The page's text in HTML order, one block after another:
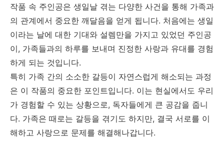
작품 속 주인공은 생일날 겪는 다양한 사건을 통해 가족과
의 관계에서 중요한 깨달음을 얻게 됩니다. 처음에는 생일
이라는 날에 대한 기대와 설렘만을 가지고 있었던 주인공
이, 가족들과의 하루를 보내며 진정한 사랑과 유대를 경험
하게 되는 것입니다.
특히 가족 간의 소소한 갈등이 자연스럽게 해소되는 과정
은 이 작품의 중요한 포인트입니다. 이는 현실에서도 우리
가 경험할 수 있는 상황으로, 독자들에게 큰 공감을 줍니
다. 가족은 때로는 갈등을 겪기도 하지만, 결국 서로를 이
해하고 사랑으로 문제를 해결해나갑니다.